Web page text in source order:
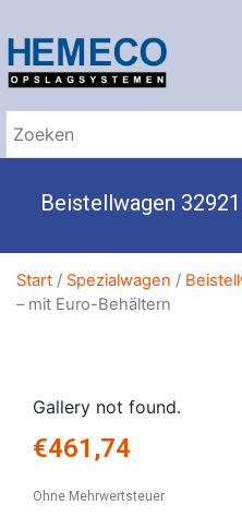
Beistellwagen
Start / Spezialwagen /
– mit Euro-Behältern
Gallery not found.
€461,74
Ohne Mehrwertsteuer